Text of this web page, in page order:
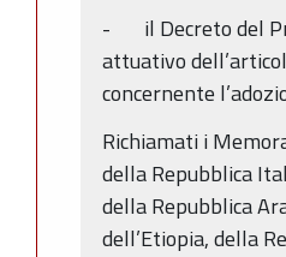
- il Decreto del
attuativo
concernente
Richiamati i
della Repubblica
della Repubblica
dell’Etiopia, della